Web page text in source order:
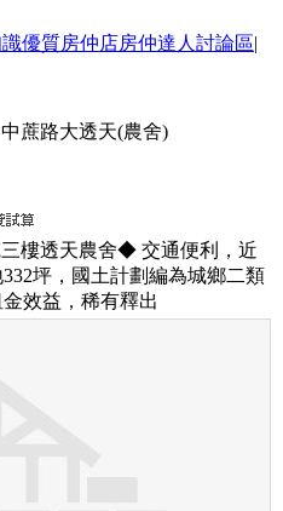
優質房仲店房仲達人 討論區|
中蔗路大透天(農舍)
樓透天農舍◆ 交通便利，近
坪，國土計劃編為城鄉二類
效益，稀有釋出